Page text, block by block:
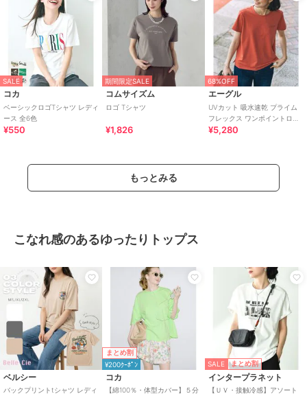
SALE
コカ
ベーシックロゴTシャツ レディ
ース 全6色
¥550
期間限定SALE
コムサイズム
ロゴ Tシャツ
¥1,826
68%OFF
エーグル
UVカット 吸水速乾 プライム
フレックス ワンポイントロゴ
半袖Tシャツ RP
¥5,280
もっとみる
こなれ感のあるゆったりトップス
ベルシー
バックプリントtシャツ レディ
まとめ割
¥200ｸｰﾎﾟﾝ
コカ
【綿100％・体型カバー】５分
SALE まとめ割
インタープラネット
【ＵＶ・接触冷感】アソート